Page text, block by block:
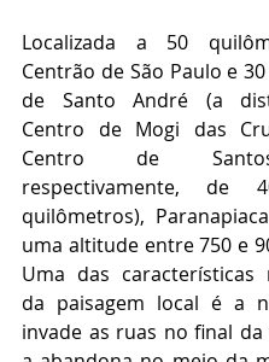
Localizada a 50
Centrão de São Paulo e
de Santo André (a
Centro de Mogi das
Centro de
respectivamente,
quilômetros),
uma altitude entre 750 e
Uma das características
da paisagem local é a
invade as ruas no final